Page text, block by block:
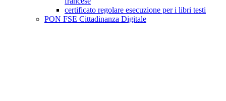
certificato regolare esecuzione per i libri testi
PON FSE Cittadinanza Digitale